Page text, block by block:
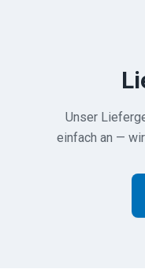
Unser
einfach an —